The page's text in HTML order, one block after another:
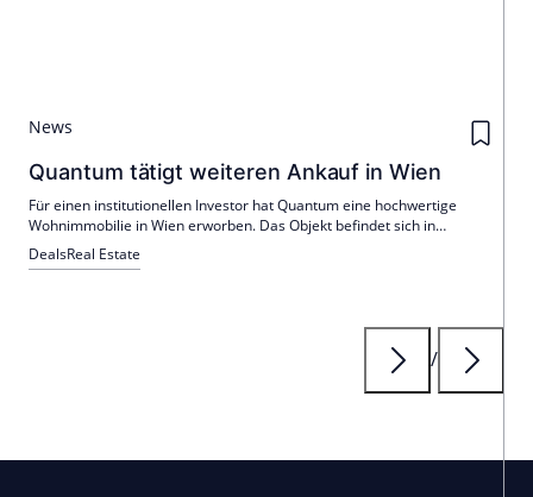
News
Quantum tätigt weiteren Ankauf in Wien
Für einen institutionellen Investor hat Quantum eine hochwertige
Wohnimmobilie in Wien erworben. Das Objekt befindet sich in
zentraler, nachgefragter Lage im 5. Bezirk und umfasst insgesamt 77
freifinanzierte Wohnungen.
DealsReal Estate
/